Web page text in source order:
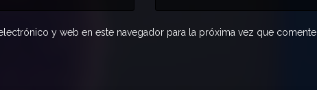
y web en este navegador para la próxima vez que comente.